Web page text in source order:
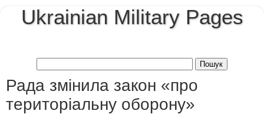
Ukrainian Military Pages
Рада змінила закон «про
територіальну оборону»